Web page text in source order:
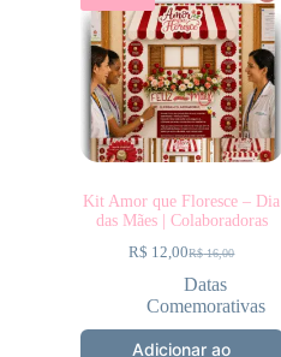
Kit Amor que Floresce – Dia
das Mães | Colaboradoras
R$16,00
R$ 12,00
Datas
Comemorativas
Adicionar ao